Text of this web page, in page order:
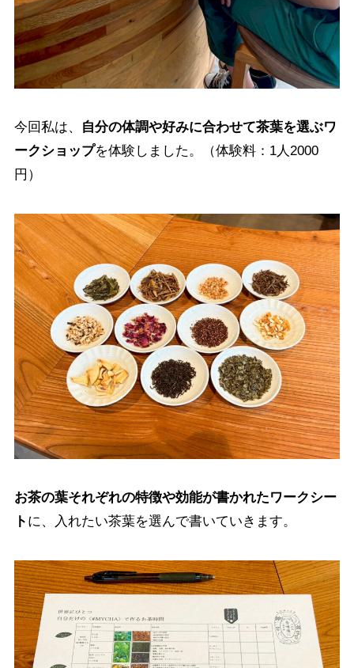
今回私は、
自分の体調や好みに合わせて茶葉を選ぶワ
ークショップを体験しました。（体験料：1人2000
円）
お茶の葉それぞれの特徴や効能が書かれたワークシー
ト に、入れたい茶葉を選んで書いていきます。